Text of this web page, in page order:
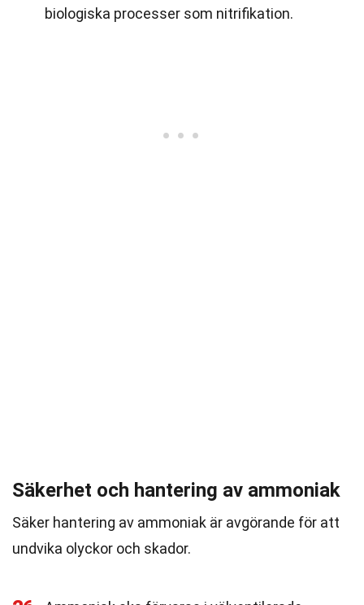
biologiska processer som nitrifikation.
Säkerhet och hantering av ammoniak
Säker hantering av ammoniak är avgörande för att
undvika olyckor och skador.